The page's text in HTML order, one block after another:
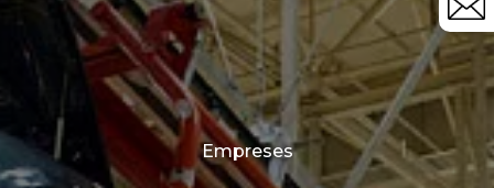
Categories
Empreses